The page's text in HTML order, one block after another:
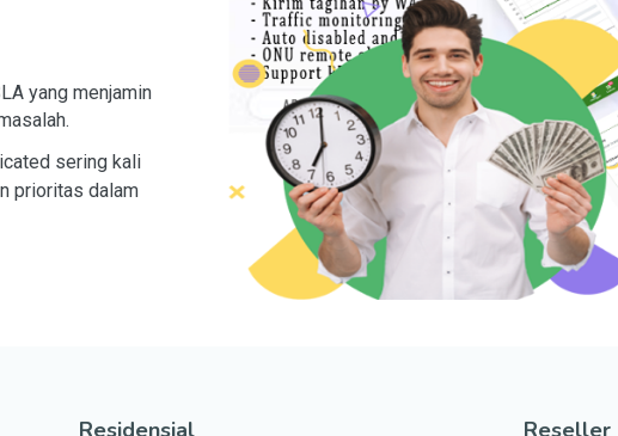
yang menjamin
sering kali
prioritas dalam
Residensial Reseller